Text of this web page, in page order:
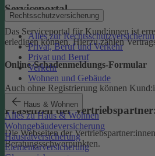
Rechtsschutzversicherung
Alles zur
Privat, Beruf und Verkehr
Privat und Beruf
Verkehr
Wohnen und Gebäude
Haus & Wohnen
Alles zu Haus & Wohnen
Wohngebäudeversicherung
Hausratversicherung
Elementarversicherung
Serviceportal
Das Serviceportal für Kund:innen ist
erledigen können. Hierzu zählen
Online-Schadenmeldungs-Formular
Auch ohne Registrierung können
Präsenzen der
Die Webseiten der
Beratungsschwerpunkten.